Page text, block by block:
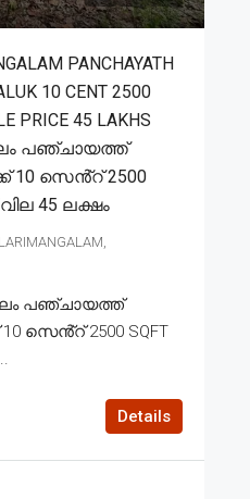
PANCHAYATH
10 CENT 2500
PRICE 45 LAKHS
പഞ്ചായത്ത്
10 സെൻ്റ് 2500
45 ലക്ഷം
പഞ്ചായത്ത്
സെൻ്റ് 2500 SQFT
Details